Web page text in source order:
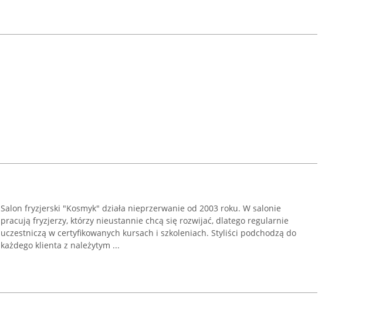
Salon fryzjerski "Kosmyk" działa nieprzerwanie od 2003 roku. W salonie
pracują fryzjerzy, którzy nieustannie chcą się rozwijać, dlatego regularnie
uczestniczą w certyfikowanych kursach i szkoleniach. Styliści podchodzą do
każdego klienta z należytym ...